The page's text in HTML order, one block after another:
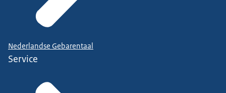
Nederlandse Gebarentaal
Service